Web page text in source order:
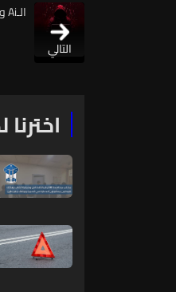
التالي
الـAi وعمليات الاحتيال...